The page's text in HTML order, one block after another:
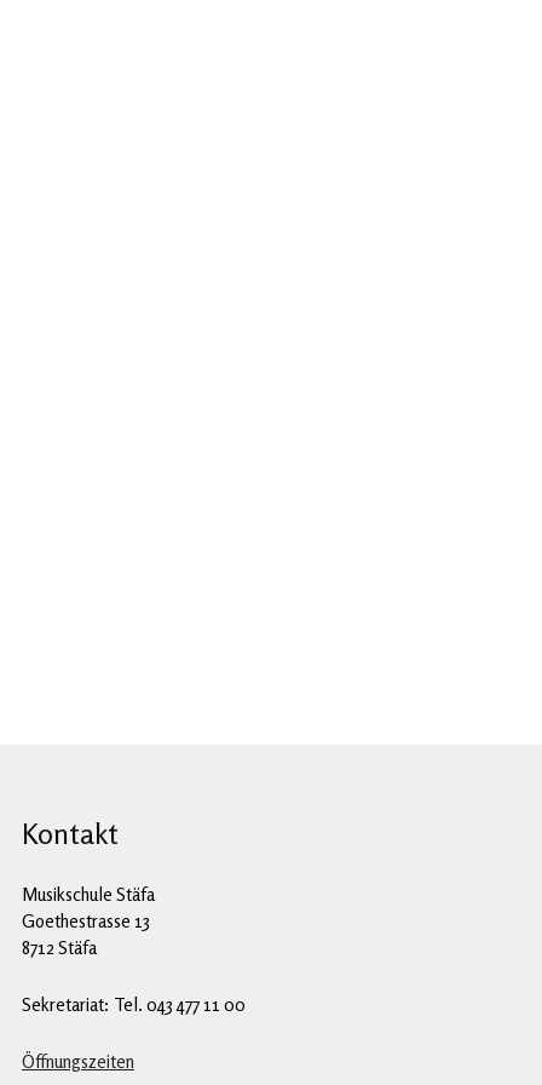
Kontakt
Musikschule Stäfa
Goethestrasse 13
8712 Stäfa
Sekretariat: Tel. 043 477 11 00
Öffnungszeiten